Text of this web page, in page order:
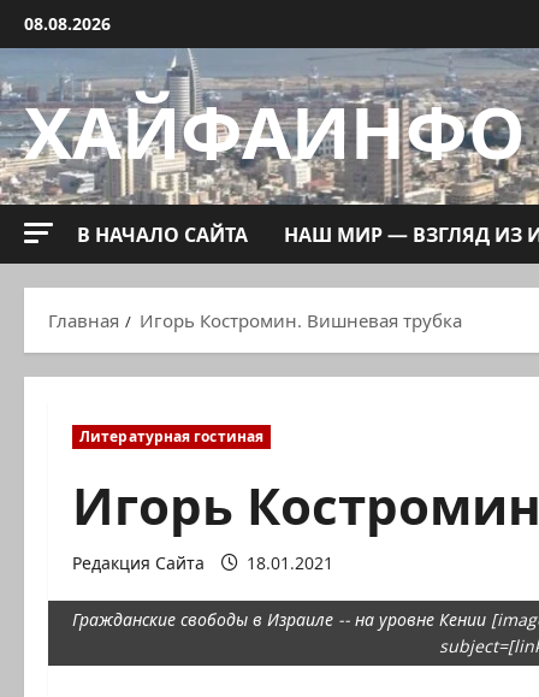
Перейти
к
содержимому
08.08.2026
ХАЙФАИНФО
В НАЧАЛО САЙТА НАШ МИР — ВЗГЛЯД ИЗ
Главная Игорь Костромин. Вишневая трубка
Литературная гостиная
Игорь
Редакция Сайта 18.01.2021
Гражданские свободы в Израиле -- на уровне Кении